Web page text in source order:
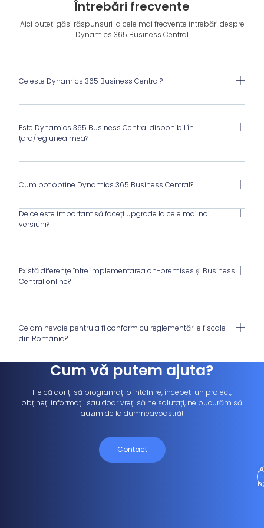
Întrebări frecvente
Aici puteți găsi răspunsuri la cele mai frecvente întrebări despre
Dynamics 365 Business Central
Ce este Dynamics 365 Business Central?
Este Dynamics 365 Business Central disponibil în
țara/regiunea mea?
Cum pot obține Dynamics 365 Business Central?
De ce este important să faceți upgrade la cele mai noi
versiuni?
Există diferențe între implementarea on-premises și Business
Central online?
Ce am nevoie pentru a fi conform cu reglementările fiscale
din România?
Cum vă putem ajuta?
Fie că doriți să programați o întâlnire, începeți un proiect,
obțineți informații sau doar vreți să ne salutați, ne bucurăm să
auzim de la dumneavoastră!
Contact